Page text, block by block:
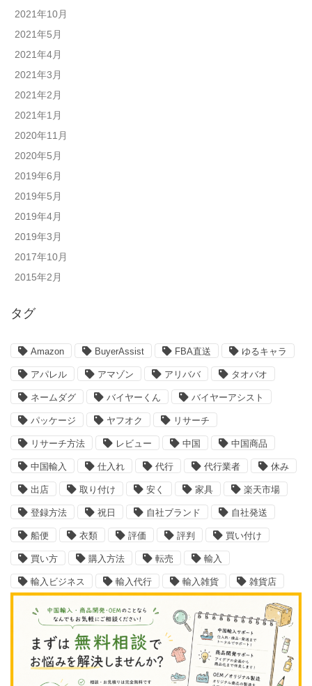
2021年10月
2021年5月
2021年4月
2021年3月
2021年2月
2021年1月
2020年11月
2020年5月
2019年6月
2019年5月
2019年4月
2019年3月
2017年10月
2015年2月
タグ
Amazon BuyerAssist FBA直送 ゆるキャラ
アパレル アマゾン アリババ タオバオ
ネームダグ バイヤーくん バイヤーアシスト
パッケージ ヤフオク リサーチ
リサーチ方法 レビュー 中国 中国商品
中国輸入 仕入れ 代行 代行業者 休み
出店 取り付け 安く 家具 楽天市場
登録方法 祝日 自社ブランド 自社発送
船便 衣類 評価 評判 買い付け
買い方 購入方法 転売 輸入
輸入ビジネス 輸入代行 輸入雑貨 雑貨店